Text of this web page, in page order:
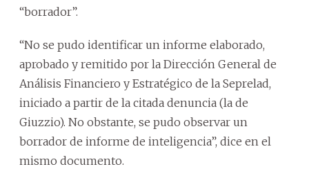
“borrador”.
“No se pudo identificar un informe elaborado,
aprobado y remitido por la Dirección General de
Análisis Financiero y Estratégico de la Seprelad,
iniciado a partir de la citada denuncia (la de
Giuzzio). No obstante, se pudo observar un
borrador de informe de inteligencia”, dice en el
mismo documento.